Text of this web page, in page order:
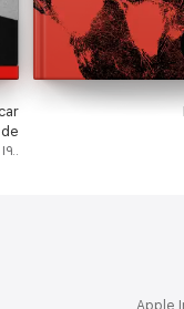
١٩٠٠